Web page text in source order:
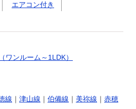
エアコン付き
ワンルーム～1LDK）
線 ｜ 津山線 ｜ 伯備線 ｜ 美祢線 ｜ 赤穂